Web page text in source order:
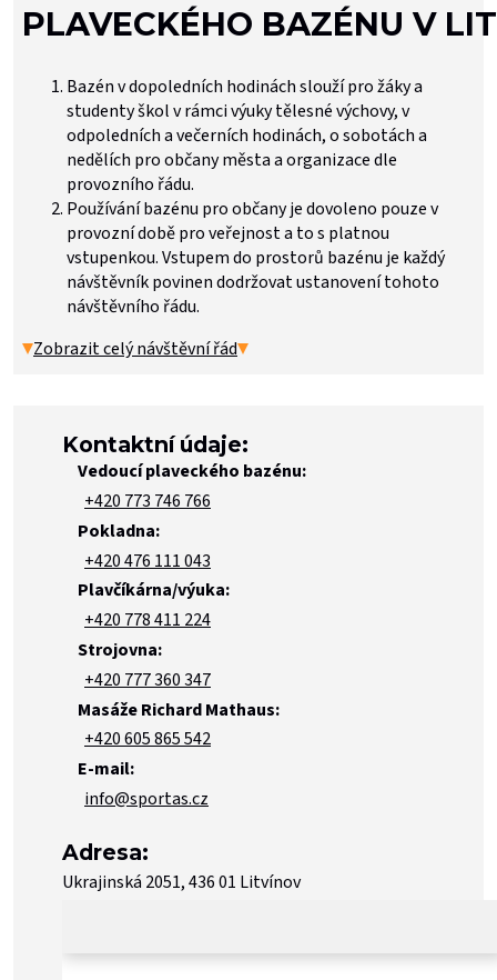
PLAVECKÉHO BAZÉNU V
Bazén v dopoledních hodinách slouží pro žáky a
studenty škol v rámci výuky tělesné výchovy, v
odpoledních a večerních hodinách, o sobotách a
nedělích pro občany města a organizace dle
provozního řádu.
Používání bazénu pro občany je dovoleno pouze v
provozní době pro veřejnost a to s platnou
vstupenkou. Vstupem do prostorů bazénu je každý
návštěvník povinen dodržovat ustanovení tohoto
návštěvního řádu.
Zobrazit celý návštěvní řád
Kontaktní údaje:
Vedoucí plaveckého bazénu:
+420 773 746 766
Pokladna:
+420 476 111 043
Plavčíkárna/výuka:
+420 778 411 224
Strojovna:
+420 777 360 347
Masáže Richard Mathaus:
+420 605 865 542
E-mail:
info@sportas.cz
Adresa:
Ukrajinská 2051, 436 01 Litvínov